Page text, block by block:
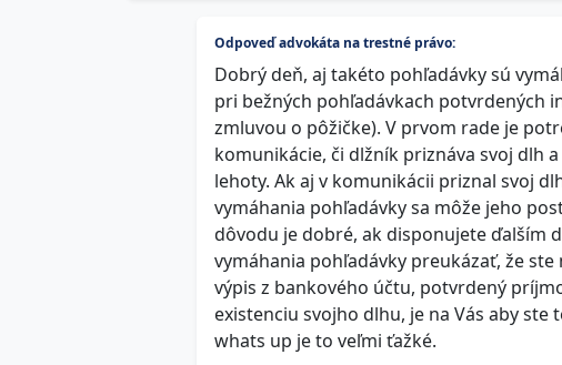
Odpoveď advokáta na trestné právo:
Dobrý deň, aj takéto pohľadávky sú
pri bežných pohľadávkach potvrdených
zmluvou o pôžičke). V prvom rade je
komunikácie, či dlžník priznáva svoj dlh
lehoty. Ak aj v komunikácii priznal svoj
vymáhania pohľadávky sa môže jeho
dôvodu je dobré, ak disponujete ďalším
vymáhania pohľadávky preukázať, že
výpis z bankového účtu, potvrdený
existenciu svojho dlhu, je na Vás aby
whats up je to veľmi ťažké.